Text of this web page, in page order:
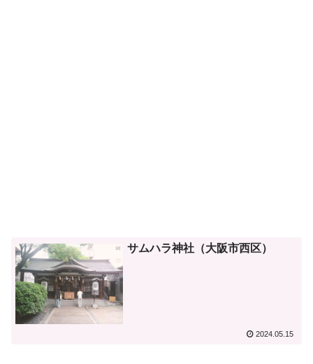
サムハラ神社（大阪市西区）
2024.05.15